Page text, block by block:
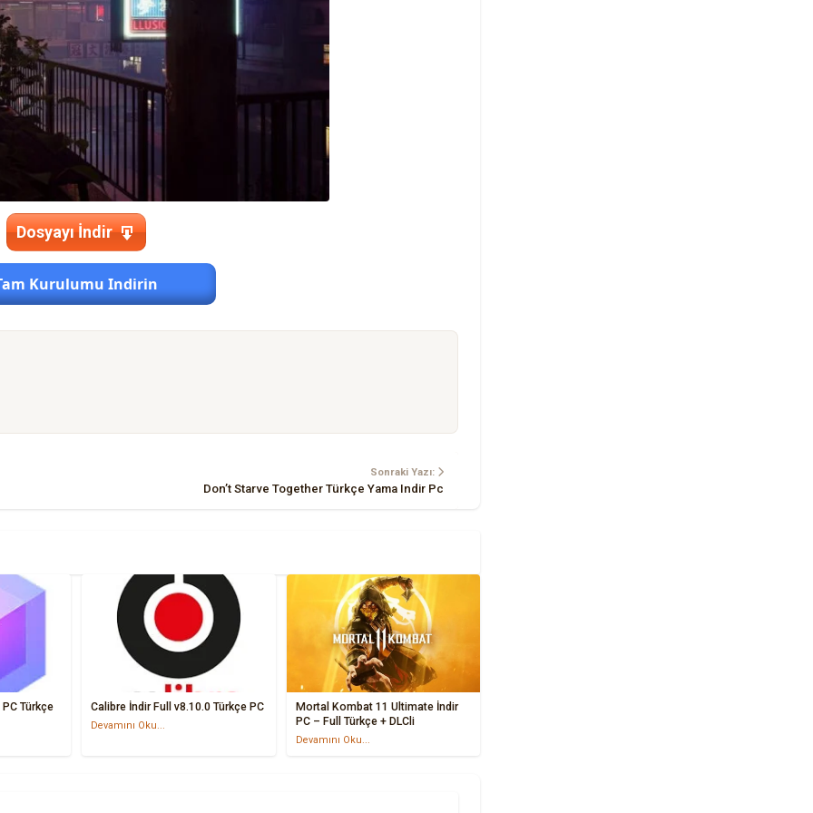
Dosyayı İndir
Kurulumu Indirin
Sonraki Yazı:
Don’t Starve Together Türkçe Yama Indir Pc
Calibre İndir Full v8.10.0 Türkçe PC
Devamını Oku...
Mortal Kombat 11 Ultimate İndir
PC – Full Türkçe + DLCli
Devamını Oku...